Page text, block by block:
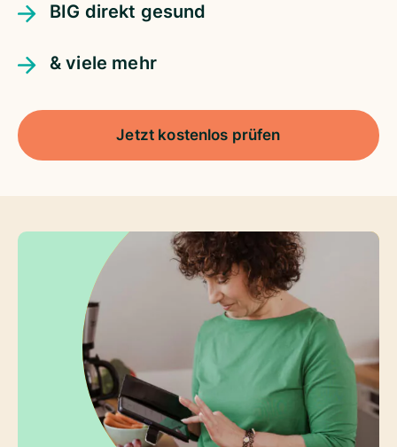
BIG direkt gesund
& viele mehr
Jetzt kostenlos prüfen